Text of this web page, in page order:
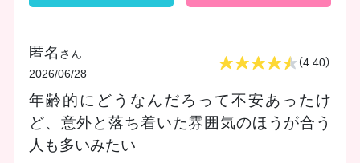
匿名 さん
2026/06/28
（4.40）
年齢的にどうなんだろって不安あったけ
ど、意外と落ち着いた雰囲気のほうが合う
人も多いみたい